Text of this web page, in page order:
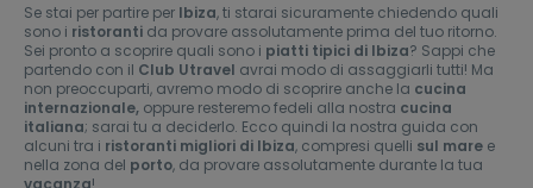
Se stai per partire per Ibiza, ti starai sicuramente chiedendo quali
sono i ristoranti da provare assolutamente prima del tuo ritorno.
Sei pronto a scoprire quali sono i piatti tipici di Ibiza? Sappi che
partendo con il Club Utravel avrai modo di assaggiarli tutti! Ma
non preoccuparti, avremo modo di scoprire anche la cucina
internazionale, oppure resteremo fedeli alla nostra cucina
italiana; sarai tu a deciderlo. Ecco quindi la nostra guida con
alcuni tra i ristoranti migliori di Ibiza, compresi quelli sul mare e
nella zona del porto, da provare assolutamente durante la tua
vacanza!